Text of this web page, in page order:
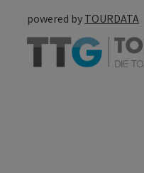
powered by TOURDATA